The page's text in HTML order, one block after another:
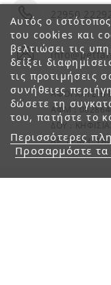
Αυτός ο
του cookies και
βελτιώσει τις
δείξει
τις προτιμήσεις
συνήθειες
δώσετε τη
του, πατήστε το
Περισσότερες
Προσαρμόστε
22950
ΑΦΟΙ
ΑΦΜ :
ΔΟΥ : ΚΗΦΙΣΙΑΣ
ΑΡ. ΓΕΜΗ: